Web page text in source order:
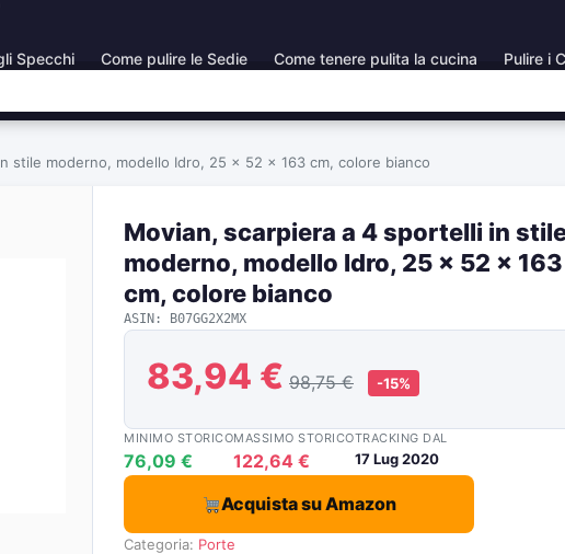
Specchi
Come pulire le Sedie Come tenere pulita la cucina Pulire i
stile moderno, modello Idro, 25 x 52 x 163 cm, colore bianco
Movian, scarpiera a 4 sportelli in
moderno, modello Idro, 25 x 52 x 163
cm, colore bianco
ASIN: B07GG2X2MX
83,94 € 98,75 € -15%
MINIMO STORICO
76,09 €
MASSIMO STORICO
122,64 €
TRACKING DAL
17 Lug 2020
Acquista su Amazon
Categoria: Porte